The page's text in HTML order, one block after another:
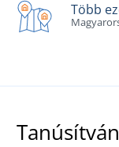
Több